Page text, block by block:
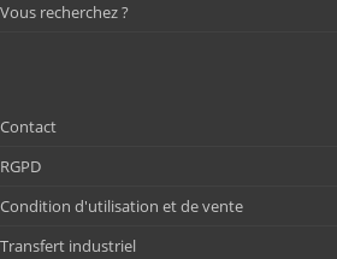
Vous recherchez ?
Contact
RGPD
Condition d'utilisation et de vente
Transfert industriel